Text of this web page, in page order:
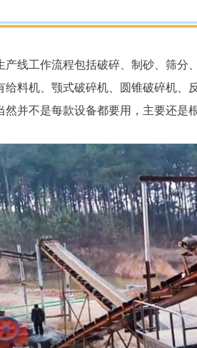
产线工作流程包括破碎、制砂、筛分
给料机、颚式破碎机、圆锥破碎机、
然并不是每款设备都要用，主要还是